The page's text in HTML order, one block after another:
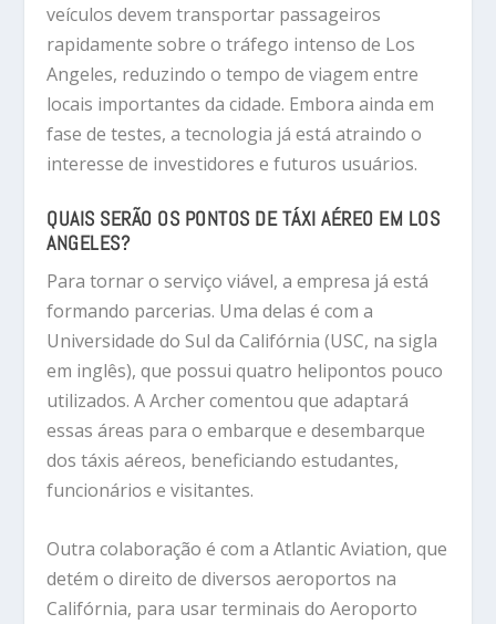
veículos devem transportar passageiros
rapidamente sobre o tráfego intenso de Los
Angeles, reduzindo o tempo de viagem entre
locais importantes da cidade. Embora ainda em
fase de testes, a tecnologia já está atraindo o
interesse de investidores e futuros usuários.
QUAIS SERÃO OS PONTOS DE TÁXI AÉREO EM LOS
ANGELES?
Para tornar o serviço viável, a empresa já está
formando parcerias. Uma delas é com a
Universidade do Sul da Califórnia (USC, na sigla
em inglês), que possui quatro helipontos pouco
utilizados. A Archer comentou que adaptará
essas áreas para o embarque e desembarque
dos táxis aéreos, beneficiando estudantes,
funcionários e visitantes.
Outra colaboração é com a Atlantic Aviation, que
detém o direito de diversos aeroportos na
Califórnia, para usar terminais do Aeroporto